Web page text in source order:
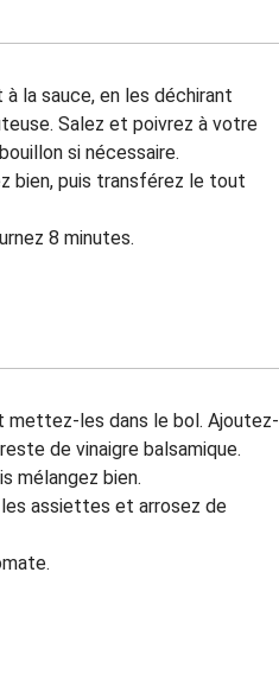
la sauce, en les déchirant
Salez et poivrez à votre
si nécessaire.
bien, puis transférez le tout
8 minutes.
mettez-les dans le bol. Ajoutez-
de vinaigre balsamique.
mélangez bien.
assiettes et arrosez de